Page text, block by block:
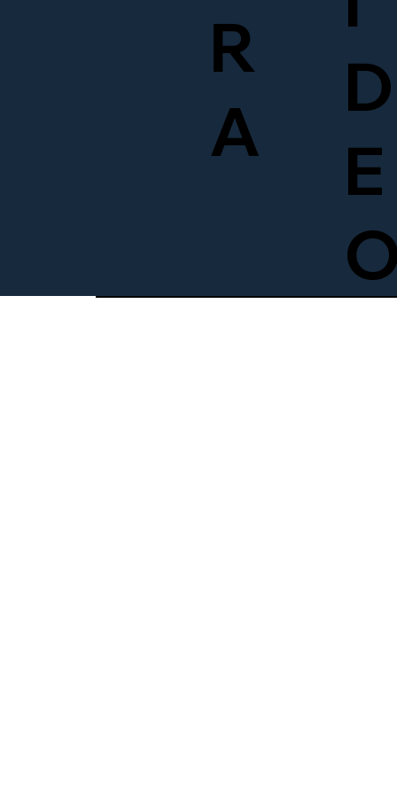
R
A
D
E